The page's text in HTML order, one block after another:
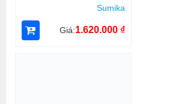
Sumika
Giá:1.620.000 ₫